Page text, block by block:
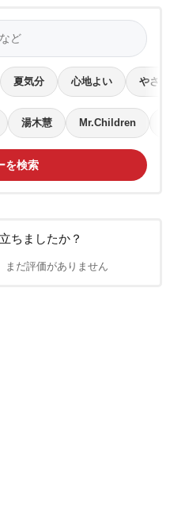
夏気分 心地よい やさ
湯木慧 Mr.Children
を検索
ちましたか？
まだ評価がありません